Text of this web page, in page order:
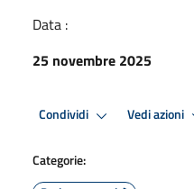
Data :
25 novembre 2025
Condividi Vedi azioni
Categorie: